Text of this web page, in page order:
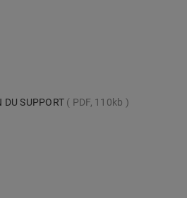
DU SUPPORT PDF, 110kb